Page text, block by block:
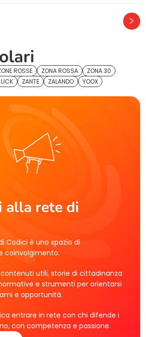
ROSSE ZONA ROSSA
ZONA 30
ZANTE ZALANDO YOOX
alla rete di
Codici è uno spazio di
coinvolgimento.
utili, storie di cittadinanza
e strumenti per orientarsi
e opportunità.
entrare in rete con chi difende i
con competenza e passione.